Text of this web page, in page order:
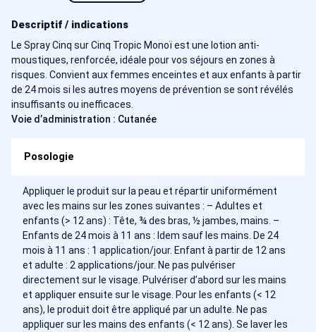
Descriptif / indications
Le Spray Cinq sur Cinq Tropic Monoï est une lotion anti-
moustiques, renforcée, idéale pour vos séjours en zones à
risques. Convient aux femmes enceintes et aux enfants à partir
de 24 mois si les autres moyens de prévention se sont révélés
insuffisants ou inefficaces.
Voie d’administration : Cutanée
Posologie
Appliquer le produit sur la peau et répartir uniformément
avec les mains sur les zones suivantes : – Adultes et
enfants (> 12 ans) : Tête, ¾ des bras, ½ jambes, mains. –
Enfants de 24 mois à 11 ans : Idem sauf les mains. De 24
mois à 11 ans : 1 application/jour. Enfant à partir de 12 ans
et adulte : 2 applications/jour. Ne pas pulvériser
directement sur le visage. Pulvériser d’abord sur les mains
et appliquer ensuite sur le visage. Pour les enfants (< 12
ans), le produit doit être appliqué par un adulte. Ne pas
appliquer sur les mains des enfants (< 12 ans). Se laver les